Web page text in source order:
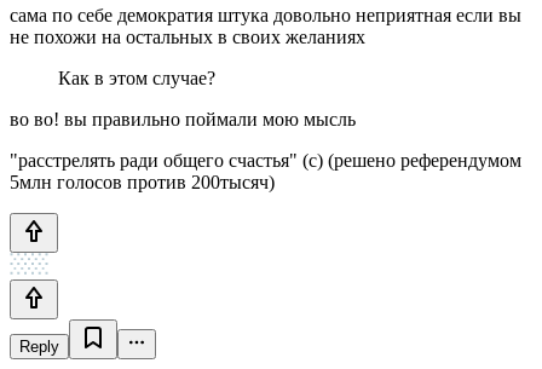
сама по себе демократия штука довольно неприятная если вы
не похожи на остальных в своих желаниях
Как в этом случае?
во во! вы правильно поймали мою мысль
"расстрелять ради общего счастья" (с) (решено референдумом
5млн голосов против 200тысяч)
Reply